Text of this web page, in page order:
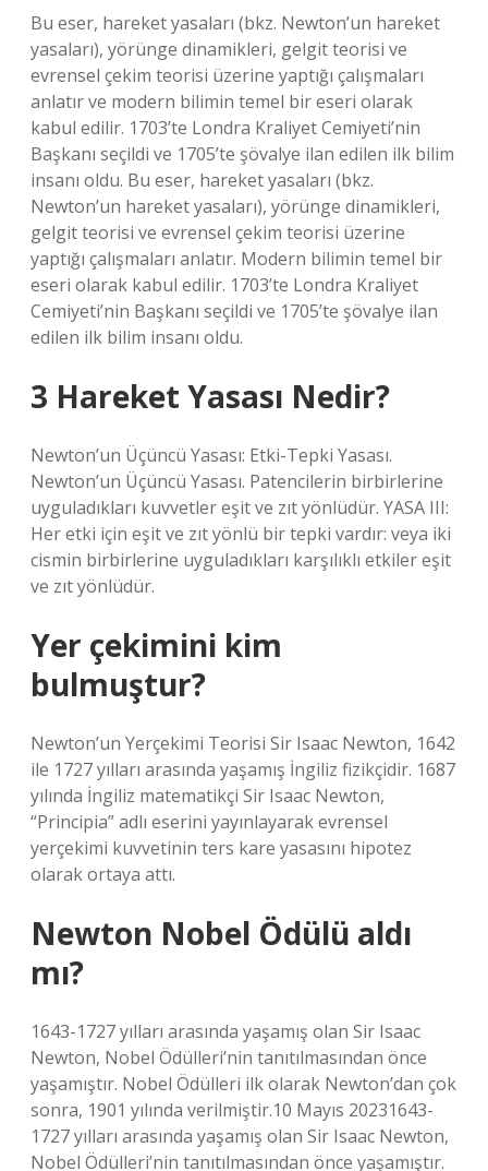
Bu eser, hareket yasaları (bkz. Newton’un hareket
yasaları), yörünge dinamikleri, gelgit teorisi ve
evrensel çekim teorisi üzerine yaptığı çalışmaları
anlatır ve modern bilimin temel bir eseri olarak
kabul edilir. 1703’te Londra Kraliyet Cemiyeti’nin
Başkanı seçildi ve 1705’te şövalye ilan edilen ilk bilim
insanı oldu. Bu eser, hareket yasaları (bkz.
Newton’un hareket yasaları), yörünge dinamikleri,
gelgit teorisi ve evrensel çekim teorisi üzerine
yaptığı çalışmaları anlatır. Modern bilimin temel bir
eseri olarak kabul edilir. 1703’te Londra Kraliyet
Cemiyeti’nin Başkanı seçildi ve 1705’te şövalye ilan
edilen ilk bilim insanı oldu.
3 Hareket Yasası Nedir?
Newton’un Üçüncü Yasası: Etki-Tepki Yasası.
Newton’un Üçüncü Yasası. Patencilerin birbirlerine
uyguladıkları kuvvetler eşit ve zıt yönlüdür. YASA III:
Her etki için eşit ve zıt yönlü bir tepki vardır: veya iki
cismin birbirlerine uyguladıkları karşılıklı etkiler eşit
ve zıt yönlüdür.
Yer çekimini kim
bulmuştur?
Newton’un Yerçekimi Teorisi Sir Isaac Newton, 1642
ile 1727 yılları arasında yaşamış İngiliz fizikçidir. 1687
yılında İngiliz matematikçi Sir Isaac Newton,
“Principia” adlı eserini yayınlayarak evrensel
yerçekimi kuvvetinin ters kare yasasını hipotez
olarak ortaya attı.
Newton Nobel Ödülü aldı
mı?
1643-1727 yılları arasında yaşamış olan Sir Isaac
Newton, Nobel Ödülleri’nin tanıtılmasından önce
yaşamıştır. Nobel Ödülleri ilk olarak Newton’dan çok
sonra, 1901 yılında verilmiştir.10 Mayıs 20231643-
1727 yılları arasında yaşamış olan Sir Isaac Newton,
Nobel Ödülleri’nin tanıtılmasından önce yaşamıştır.